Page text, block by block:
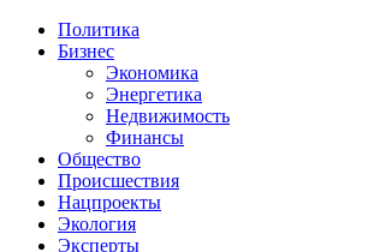
Политика
Бизнес
Экономика
Энергетика
Недвижимость
Финансы
Общество
Происшествия
Нацпроекты
Экология
Эксперты